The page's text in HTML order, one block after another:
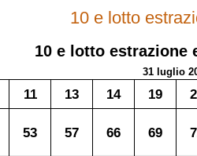
10 e lotto
10 e lottoestrazione
31 luglio
11 13 14 19
53 57 66 69